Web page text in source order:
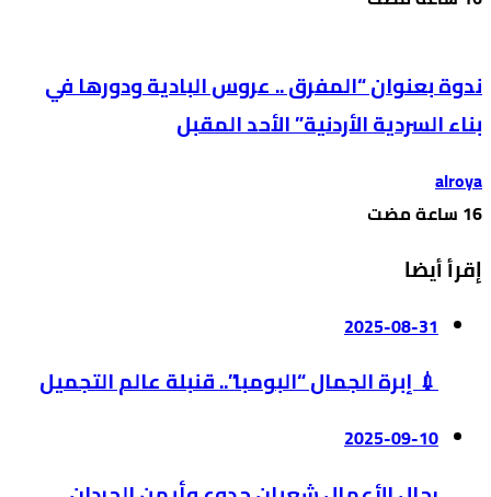
ندوة بعنوان “المفرق .. عروس البادية ودورها في
بناء السردية الأردنية” الأحد المقبل
alroya
إقرأ أيضا
2025-08-31
💉 إبرة الجمال “البومبا”.. قنبلة عالم التجميل
2025-09-10